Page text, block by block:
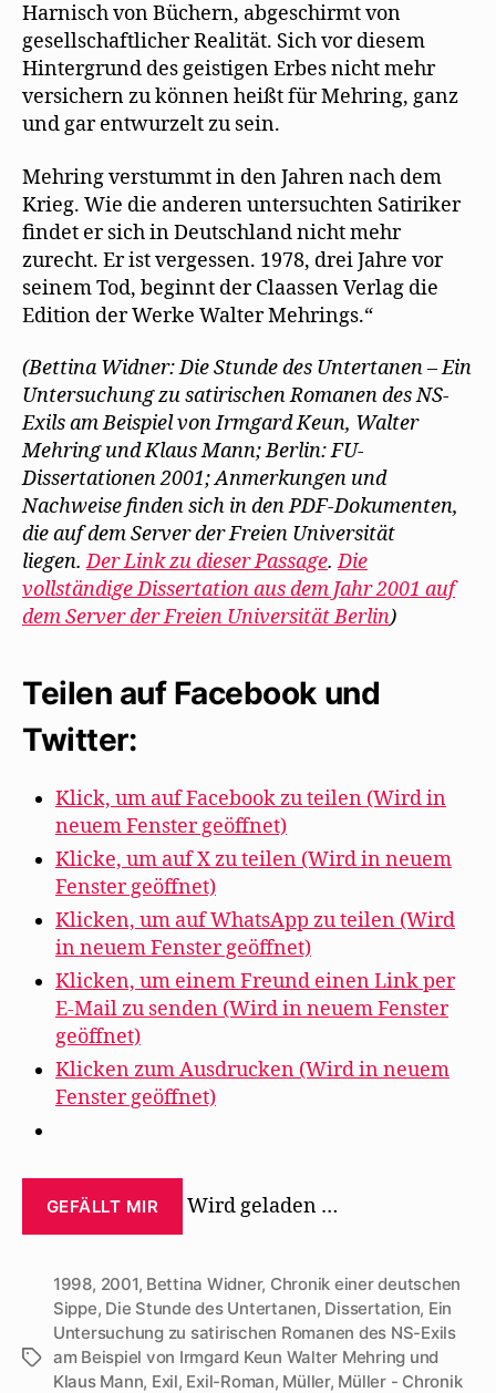
Harnisch von Büchern, abgeschirmt von
gesellschaftlicher Realität. Sich vor diesem
Hintergrund des geistigen Erbes nicht mehr
versichern zu können heißt für Mehring, ganz
und gar entwurzelt zu sein.
Mehring verstummt in den Jahren nach dem
Krieg. Wie die anderen untersuchten Satiriker
findet er sich in Deutschland nicht mehr
zurecht. Er ist vergessen. 1978, drei Jahre vor
seinem Tod, beginnt der Claassen Verlag die
Edition der Werke Walter Mehrings.“
(Bettina Widner: Die Stunde des Untertanen – Ein
Untersuchung zu satirischen Romanen des NS-
Exils am Beispiel von Irmgard Keun, Walter
Mehring und Klaus Mann; Berlin: FU-
Dissertationen 2001; Anmerkungen und
Nachweise finden sich in den PDF-Dokumenten,
die auf dem Server der Freien Universität
liegen.Der Link zu dieser Passage.Die
vollständige Dissertation aus dem Jahr 2001 auf
dem Server der Freien Universität Berlin)
Teilen auf Facebook und
Twitter:
Klick, um auf Facebook zu teilen (Wird in
neuem Fenster geöffnet)
Klicke, um auf X zu teilen (Wird in neuem
Fenster geöffnet)
Klicken, um auf WhatsApp zu teilen (Wird
in neuem Fenster geöffnet)
Klicken, um einem Freund einen Link per
E-Mail zu senden (Wird in neuem Fenster
geöffnet)
Klicken zum Ausdrucken (Wird in neuem
Fenster geöffnet)
GEFÄLLT MIR Wird geladen …
Schlagwörter
1998, 2001, Bettina Widner, Chronik einer deutschen
Sippe, Die Stunde des Untertanen, Dissertation, Ein
Untersuchung zu satirischen Romanen des NS-Exils
am Beispiel von Irmgard Keun Walter Mehring und
Klaus Mann, Exil, Exil-Roman, Müller, Müller - Chronik